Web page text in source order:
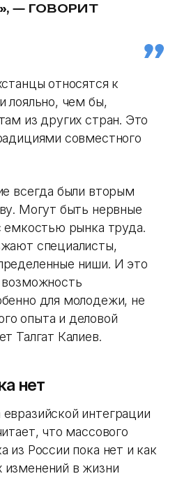
— ГОВОРИТ
относятся к
лояльно, чем бы,
из других стран. Это
совместного
всегда были вторым
Могут быть нервные
емкостью рынка труда.
специалисты,
ниши. И это
для молодежи, не
опыта и деловой
Талгат Калиев.
нет
интеграции
что массового
из России пока нет и как
в жизни